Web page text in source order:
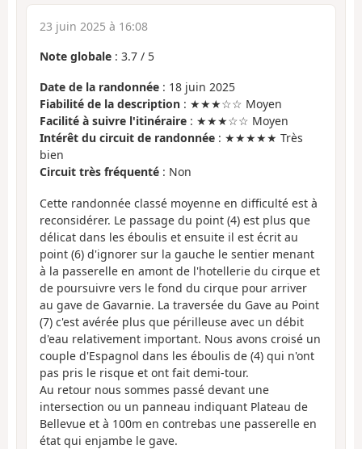
23 juin 2025 à 16:08
Note globale : 3.7 / 5
Date de la randonnée : 18 juin 2025
Fiabilité de la description : ★★★☆☆ Moyen
Facilité à suivre l'itinéraire : ★★★☆☆ Moyen
Intérêt du circuit de randonnée : ★★★★★ Très
bien
Circuit très fréquenté : Non
Cette randonnée classé moyenne en difficulté est à
reconsidérer. Le passage du point (4) est plus que
délicat dans les éboulis et ensuite il est écrit au
point (6) d'ignorer sur la gauche le sentier menant
à la passerelle en amont de l'hotellerie du cirque et
de poursuivre vers le fond du cirque pour arriver
au gave de Gavarnie. La traversée du Gave au Point
(7) c'est avérée plus que périlleuse avec un débit
d'eau relativement important. Nous avons croisé un
couple d'Espagnol dans les éboulis de (4) qui n'ont
pas pris le risque et ont fait demi-tour.
Au retour nous sommes passé devant une
intersection ou un panneau indiquant Plateau de
Bellevue et à 100m en contrebas une passerelle en
état qui enjambe le gave.